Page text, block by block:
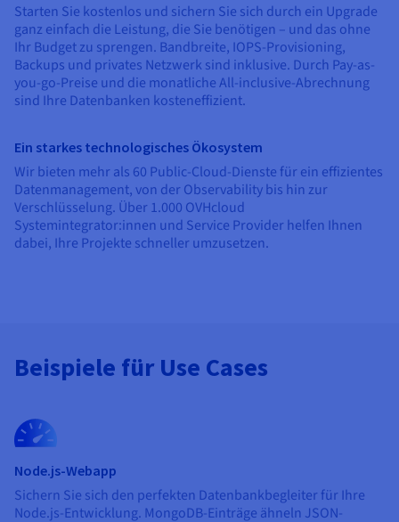
Starten Sie kostenlos und sichern Sie sich durch ein Upgrade
ganz einfach die Leistung, die Sie benötigen – und das ohne
Ihr Budget zu sprengen. Bandbreite, IOPS-Provisioning,
Backups und privates Netzwerk sind inklusive. Durch Pay-as-
you-go-Preise und die monatliche All-inclusive-Abrechnung
sind Ihre Datenbanken kosteneffizient.
Ein starkes technologisches Ökosystem
Wir bieten mehr als 60 Public-Cloud-Dienste für ein effizientes
Datenmanagement, von der Observability bis hin zur
Verschlüsselung. Über 1.000 OVHcloud
Systemintegrator:innen und Service Provider helfen Ihnen
dabei, Ihre Projekte schneller umzusetzen.
Beispiele für Use Cases
Node.js-Webapp
Sichern Sie sich den perfekten Datenbankbegleiter für Ihre
Node.js-Entwicklung. MongoDB-Einträge ähneln JSON-